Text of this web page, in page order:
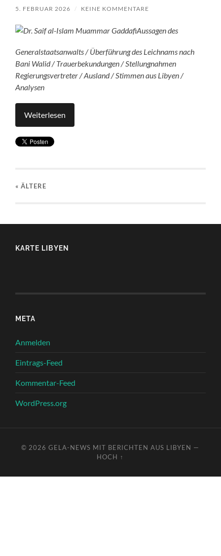
5. FEBRUAR 2026 / KEINE KOMMENTARE
Aussagen des
Generalstaatsanwalts / Überführung des Leichnams nach
Bani Walid / Trauerbekundungen / Stellungnahmen
Regierungsvertreter / Ausland / Stimmen aus Libyen /
Analysen
Weiterlesen
« ÄLTERE
KARTE LIBYEN
META
Anmelden
Eintrags-Feed
Kommentar-Feed
WordPress.org
© 2026GELA-NEWS MIT BERICHTEN AUS LIBYEN —
HOCH ↑